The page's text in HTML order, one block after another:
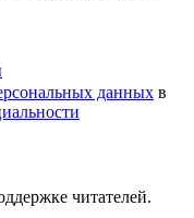
данных в
читателей.